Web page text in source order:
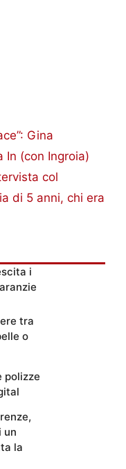
Gina
In (con Ingroia)
col
di 5 anni, chi era
i
tra
o
polizze
un
la